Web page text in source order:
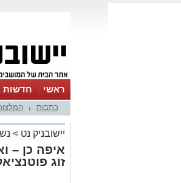
ראשי חדשות
אינדקס עסקים
כתבות
יישובניק נט >
איפה כן –
זוג